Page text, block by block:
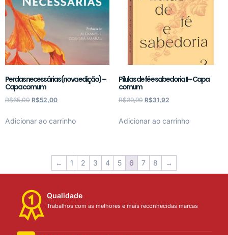
Perdas necessárias (nova edição) –
Capa comum
R$65,00 R$52,00
Adicionar ao carrinho
Pílulas de fé e sabedoria II – Capa
comum
R$39,90 R$31,92
Adicionar ao carrinho
← 1 2 3 4 5 6 7 8 →
Qualidade
Trabalhos com as melhores e mais reconhecidas marcas